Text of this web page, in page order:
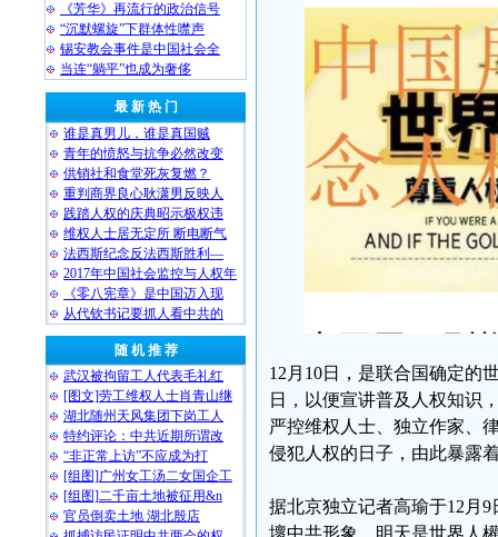
《芳华》再流行的政治信号
“沉默螺旋”下群体性噤声
锡安教会事件是中国社会全
当连“躺平”也成为奢侈
最 新 热 门
谁是真男儿，谁是真国贼
青年的愤怒与抗争必然改变
供销社和食堂死灰复燃？
重判商界良心耿潇男反映人
践踏人权的庆典昭示极权违
维权人士居无定所 断电断气
法西斯纪念反法西斯胜利—
2017年中国社会监控与人权年
《零八宪章》是中国迈入现
从代钦书记要抓人看中共的
随 机 推 荐
武汉被拘留工人代表毛礼红
[图文]劳工维权人士肖青山继
湖北随州天风集团下岗工人
特约评论：中共近期所谓改
“非正常上访”不应成为打
[组图]广州女工汤二女国企工
[组图]二千亩土地被征用&n
官员倒卖土地 湖北殷店
12月10日，是联合国确定的
日，以便宣讲普及人权知识
严控维权人士、独立作家、
侵犯人权的日子，由此暴露
据北京独立记者高瑜于12月
壞中共形象。明天是世界人